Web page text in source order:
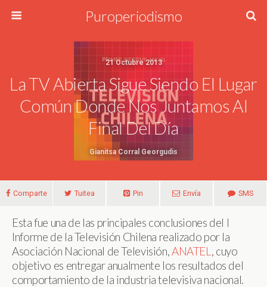
Puroperiodismo
21 Octubre 2013
La TV Abierta Sigue Siendo El Lugar
Común Donde Nos Juntamos Al
Final Del Día
Gianitsa Corral Georgudis
Comparte Tuitea Pin Envía SMS
Esta fue una de las principales conclusiones del I
Informe de la Televisión Chilena realizado por la
Asociación Nacional de Televisión,ANATEL , cuyo
objetivo es entregar anualmente los resultados del
comportamiento de la industria televisiva nacional.